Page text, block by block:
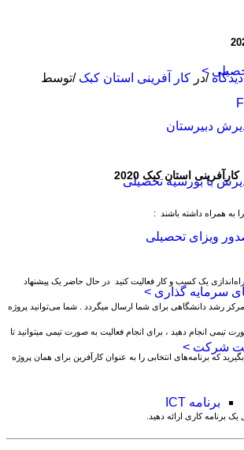
>
دبیرستان
با بورسیه تحصیلی
ویزای تحصیلی
سرمایه گذاری >
شرکت >
برنامه ICT
/در کار آفرینی استان کبک /توسط
کارآفرینی استان کبک 2020
به همراه داشته باشند :
راه‌اندازی یک کسب و کار فعالیت کنید در حال حاضر یک پیشنهاد
رشد دانشگاهی برای شما ارسال میگردد . شما می‌توانید پروژه
تیمی انجام دهید ، برای انجام فعالیت به صورت تیمی میتوانید تا
که برنامه‌های انتخابی را به عنوان کارآفرین برای همان پروژه
برنامه کاری ارائه دهید.